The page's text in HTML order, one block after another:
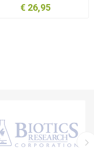
€ 26,95